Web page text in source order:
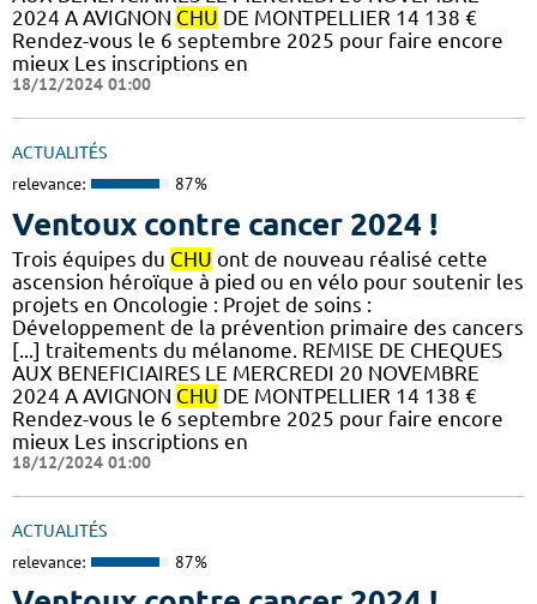
2024 A AVIGNON CHU DE MONTPELLIER 14 138 €
Rendez-vous le 6 septembre 2025 pour faire encore
mieux Les inscriptions en
18/12/2024 01:00
ACTUALITÉS
relevance: 87%
Ventoux contre cancer 2024 !
​​​Trois équipes du CHU ont de nouveau réalisé cette
ascension héroïque à pied ou en vélo pour soutenir les
projets en Oncologie : Projet de soins :
Développement de la prévention primaire des cancers
[...] traitements du mélanome. REMISE DE CHEQUES
AUX BENEFICIAIRES LE MERCREDI 20 NOVEMBRE
2024 A AVIGNON CHU DE MONTPELLIER 14 138 €
Rendez-vous le 6 septembre 2025 pour faire encore
mieux Les inscriptions en
18/12/2024 01:00
ACTUALITÉS
relevance: 87%